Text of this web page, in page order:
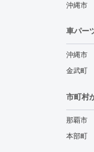
沖縄市
車パー
沖縄市
金武町
市町村
那覇市
本部町